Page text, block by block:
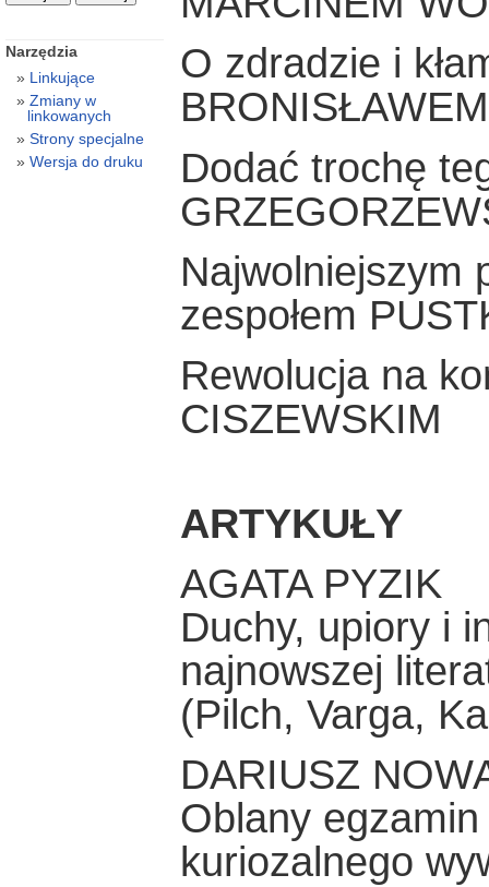
O zdradzie i
Dodać trochę
Najwolniejszym
zespołem
Rewolucja na
CISZEWSKIM
ARTYKUŁY
AGATA PYZIK
Duchy, upiory i
najnowszej
(Pilch, Varga,
DARIUSZ
Oblany
kuriozalnego
Narzędzia
Linkujące
Zmiany w
linkowanych
Strony specjalne
Wersja do druku